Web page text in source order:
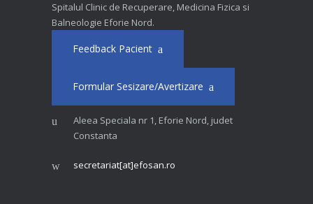
Spitalul Clinic de Recuperare, Medicina Fizica si
Balneologie Eforie Nord.
Feedback Pacient
Formular Sesizare/Avertizare
Aleea Speciala nr 1, Eforie Nord, judet
Constanta
secretariat[at]efosan.ro